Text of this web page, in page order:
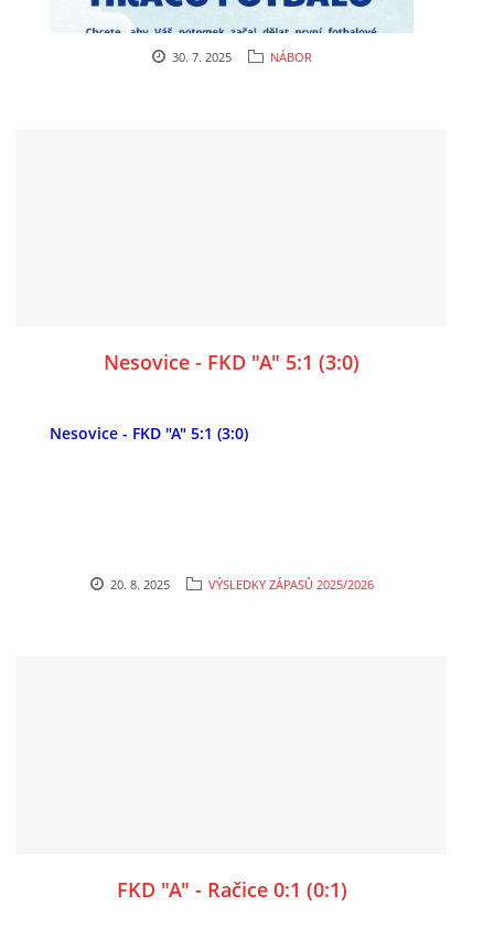
30. 7. 2025 NÁBOR
Nesovice - FKD "A" 5:1 (3:0)
Nesovice - FKD "A" 5:1 (3:0)
20. 8. 2025 VÝSLEDKY ZÁPASŮ 2025/2026
FKD "A" - Račice 0:1 (0:1)